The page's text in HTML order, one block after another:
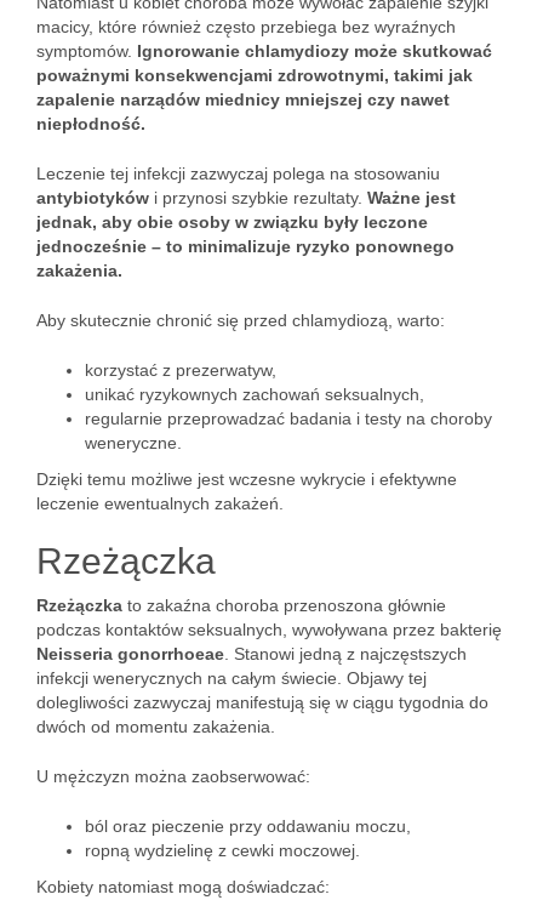
macicy, które również często przebiega bez wyraźnych
symptomów. Ignorowanie chlamydiozy może skutkować
poważnymi konsekwencjami zdrowotnymi, takimi jak
zapalenie narządów miednicy mniejszej czy nawet
niepłodność.
Leczenie tej infekcji zazwyczaj polega na stosowaniu
antybiotyków i przynosi szybkie rezultaty. Ważne jest
jednak, aby obie osoby w związku były leczone
jednocześnie – to minimalizuje ryzyko ponownego
zakażenia.
Aby skutecznie chronić się przed chlamydiozą, warto:
korzystać z prezerwatyw,
unikać ryzykownych zachowań seksualnych,
regularnie przeprowadzać badania i testy na choroby
weneryczne.
Dzięki temu możliwe jest wczesne wykrycie i efektywne
leczenie ewentualnych zakażeń.
Rzeżączka
Rzeżączka to zakaźna choroba przenoszona głównie
podczas kontaktów seksualnych, wywoływana przez bakterię
Neisseria gonorrhoeae . Stanowi jedną z najczęstszych
infekcji wenerycznych na całym świecie. Objawy tej
dolegliwości zazwyczaj manifestują się w ciągu tygodnia do
dwóch od momentu zakażenia.
U mężczyzn można zaobserwować:
ból oraz pieczenie przy oddawaniu moczu,
ropną wydzielinę z cewki moczowej.
Kobiety natomiast mogą doświadczać: